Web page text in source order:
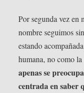
Por segunda vez en
nombre seguimos
estando
humana, no como
apenas se
centrada en saber